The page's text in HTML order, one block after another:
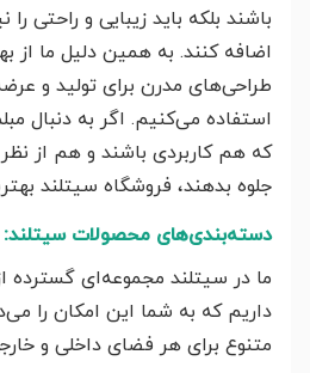
باشند بلکه باید زیبایی و راحتی
اضافه کنند. به همین دلیل ما از
طراحی‌های مدرن برای تولید و
استفاده می‌کنیم. اگر به دنبال
که هم کاربردی باشند و هم از
جلوه بدهند، فروشگاه سیتلند
دسته‌بندی‌های محصولات سیتلند:
ما در سیتلند مجموعه‌ای گسترده
داریم که به شما این امکان را
متنوع برای هر فضای داخلی و